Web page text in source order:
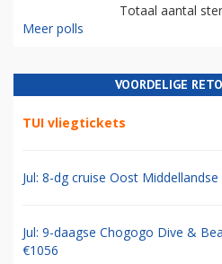
Totaal aantal
Meer polls
VOORDELIGE
TUI vliegtickets
Jul: 8-dg cruise Oost
Jul: 9-daagse Chogogo Dive &
€1056